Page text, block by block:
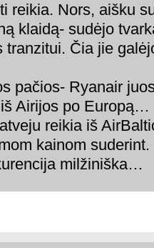
reikia. Nors, aišku
klaidą- sudėjo
tranzitui. Čia jie
pačios- Ryanair
Airijos po Europą…
reikia iš
kainom
milžiniška…